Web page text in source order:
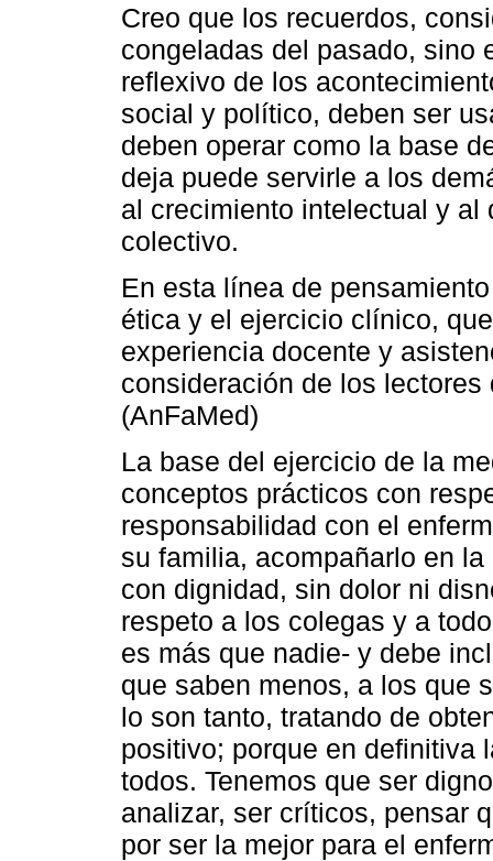
Creo que los recuerdos,
congeladas del pasado, sino
reflexivo de los
social y político, deben ser
deben operar como la base
deja puede servirle a los
al crecimiento intelectual y
colectivo.
En esta línea de
ética y el ejercicio clínico,
experiencia docente y
consideración de los
(AnFaMed)
La base del ejercicio de la
conceptos prácticos con
responsabilidad con el
su familia, acompañarlo en la
con dignidad, sin dolor ni
respeto a los colegas y a
es más que nadie- y debe
que saben menos, a los que
lo son tanto, tratando de
positivo; porque en definitiva
todos. Tenemos que ser
analizar, ser críticos, pensar
por ser la mejor para el